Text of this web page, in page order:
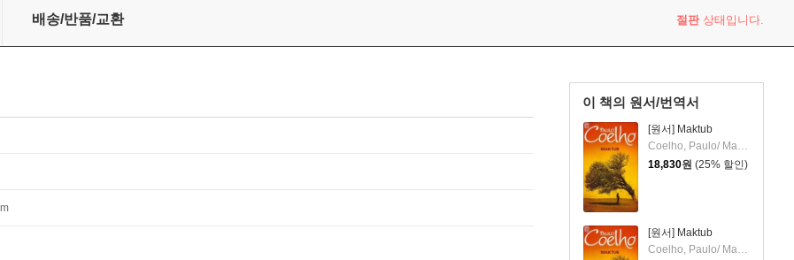
배송/반품/교환 절판상태입니다.
이 책의 원서/번역서
[원서] Maktub
Coelho, Paulo/ Marchand-Sauvagnargues, Francoise (TRN)
18,830원 (25% 할인)
[원서] Maktub